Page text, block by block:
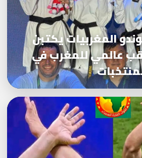
المغربيات يكتبن
عالمي للمغرب في